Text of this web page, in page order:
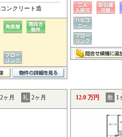
ンクリート造
2ヶ月 礼 2ヶ月 12.0 万円 敷 1